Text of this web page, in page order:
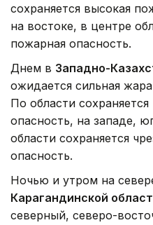
сохраняется высокая
на востоке, в центре
пожарная опасность.
Днем в Западно-
ожидается сильная
По области
опасность, на западе,
области сохраняется
опасность.
Ночью и утром на
Карагандинской
северный, северо-